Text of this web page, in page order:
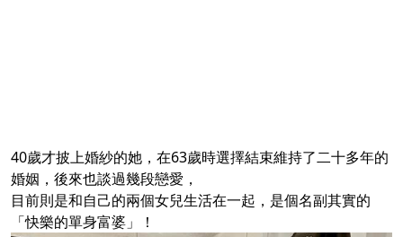
40歲才披上婚紗的她，在63歲時選擇結束維持了二十多年的
婚姻，後來也談過幾段戀愛，
目前則是和自己的兩個女兒生活在一起，是個名副其實的
「快樂的單身富婆」！